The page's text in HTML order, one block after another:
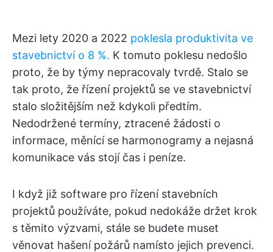
Mezi lety 2020 a 2022 poklesla produktivita ve
stavebnictví o 8 %. K tomuto poklesu nedošlo
proto, že by týmy nepracovaly tvrdě. Stalo se
tak proto, že řízení projektů se ve stavebnictví
stalo složitějším než kdykoli předtím.
Nedodržené termíny, ztracené žádosti o
informace, měnící se harmonogramy a nejasná
komunikace vás stojí čas i peníze.
I když již software pro řízení stavebních
projektů používáte, pokud nedokáže držet krok
s těmito výzvami, stále se budete muset
věnovat hašení požárů namísto jejich prevenci.